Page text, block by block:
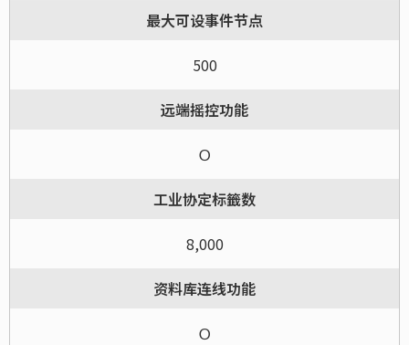
最大可设事件节点
500
远端摇控功能
Ｏ
工业协定标籤数
8,000
资料库连线功能
Ｏ